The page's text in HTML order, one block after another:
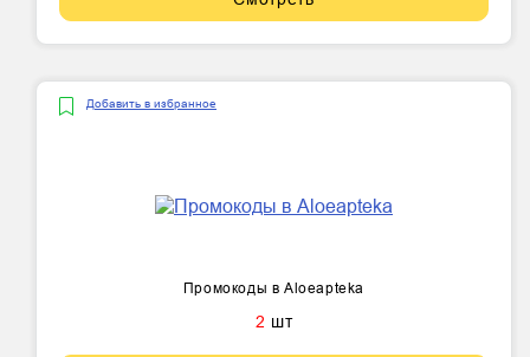
Добавить в избранное
Промокоды в Aloeapteka
2 шт